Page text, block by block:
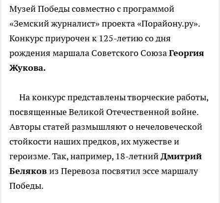
Музей Победы совместно с программой
«Земский журналист» проекта «Порайону.ру».
Конкурс приурочен к 125-летию со дня
рождения маршала Советского СоюзаГеоргия
Жукова.
На конкурс представлены творческие работы,
посвященные Великой Отечественной войне.
Авторы статей размышляют о нечеловеческой
стойкости наших предков, их мужестве и
героизме. Так, например, 18-летнийДмитрий
Беляков из Перевоза посвятил эссе маршалу
Победы.